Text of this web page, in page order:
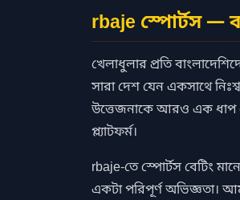
rbaje স্পোর্টস —
খেলাধুলার প্রতি
সারা দেশ যেন একসাথে
উত্তেজনাকে আরও এক ধাপ
প্ল্যাটফর্ম।
rbaje-তে স্পোর্টস বেটিং
একটা পরিপূর্ণ অভিজ্ঞতা।